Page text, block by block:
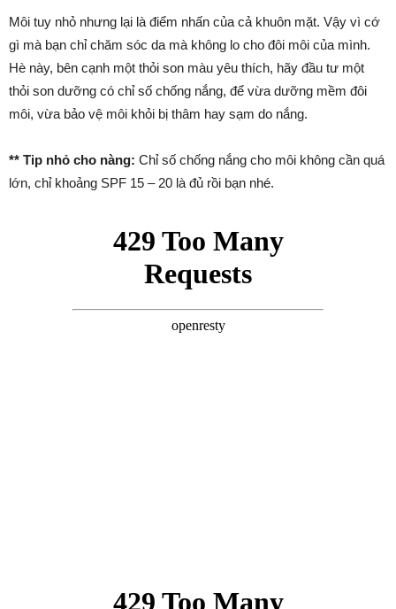
Môi tuy nhỏ nhưng lại là điểm nhấn của cả khuôn mặt. Vậy vì cớ
gì mà bạn chỉ chăm sóc da mà không lo cho đôi môi của mình.
Hè này, bên cạnh một thỏi son màu yêu thích, hãy đầu tư một
thỏi son dưỡng có chỉ số chống nắng, để vừa dưỡng mềm đôi
môi, vừa bảo vệ môi khỏi bị thâm hay sạm do nắng.
** Tip nhỏ cho nàng: Chỉ số chống nắng cho môi không cần quá
lớn, chỉ khoảng SPF 15 – 20 là đủ rồi bạn nhé.